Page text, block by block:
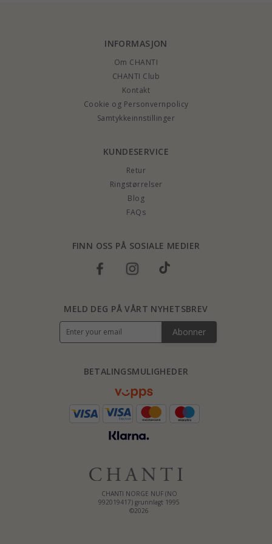
INFORMASJON
Om CHANTI
CHANTI Club
Kontakt
Cookie og Personvernpolicy
Samtykkeinnstillinger
KUNDESERVICE
Retur
Ringstørrelser
Blog
FAQs
FINN OSS PÅ SOSIALE MEDIER
CHANTI NORGE NUF (NO
992019417) grunnlagt 1995
©2026
BETALINGSMULIGHEDER
MELD DEG PÅ VÅRT NYHETSBREV
Abonner